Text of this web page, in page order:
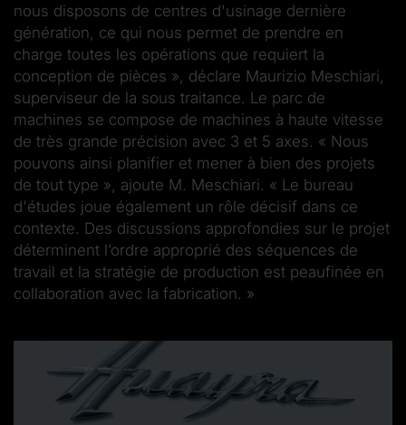
nous disposons de centres d'usinage dernière
génération, ce qui nous permet de prendre en
charge toutes les opérations que requiert la
conception de pièces », déclare Maurizio Meschiari,
superviseur de la sous traitance. Le parc de
machines se compose de machines à haute vitesse
de très grande précision avec 3 et 5 axes. « Nous
pouvons ainsi planifier et mener à bien des projets
de tout type », ajoute M. Meschiari. « Le bureau
d'études joue également un rôle décisif dans ce
contexte. Des discussions approfondies sur le projet
déterminent l’ordre approprié des séquences de
travail et la stratégie de production est peaufinée en
collaboration avec la fabrication. »